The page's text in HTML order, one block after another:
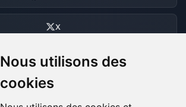
Nous utilisons des
cookies
X
Discord
Forum